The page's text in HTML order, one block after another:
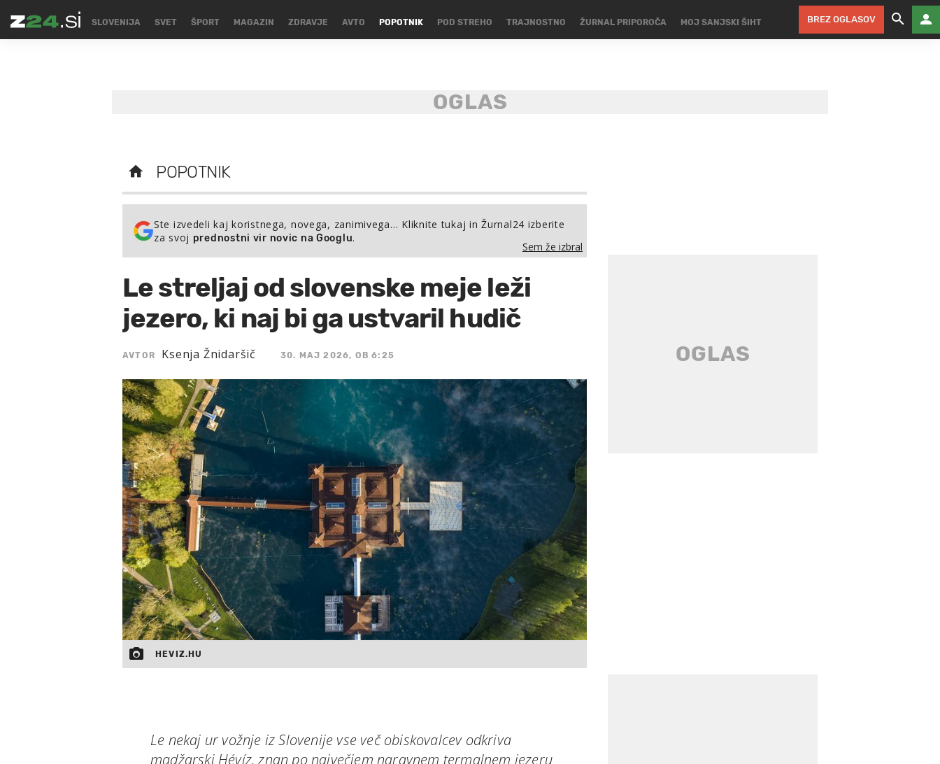
SLOVENIJA SVET ŠPORT MAGAZIN ZDRAVJE AVTO POPOTNIK POD STREHO TRAJNOSTNO ŽURNAL PRIPOROČA MOJ SANJSKI ŠIHT BREZ OGLASOV
POPOTNIK
Ste izvedeli kaj koristnega, novega, zanimivega… Kliknite tukaj in Žurnal24 izberite
za svoj prednostni vir novic na Googlu.
Sem že izbral
Le streljaj od slovenske meje leži
jezero, ki naj bi ga ustvaril hudič
AVTOR Ksenja Žnidaršič 30. MAJ 2026, OB 6:25
HEVIZ.HU
Le nekaj ur vožnje iz Slovenije vse več obiskovalcev odkriva
madžarski Hévíz, znan po največjem naravnem termalnem jezeru